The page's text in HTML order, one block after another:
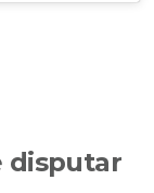
disputar